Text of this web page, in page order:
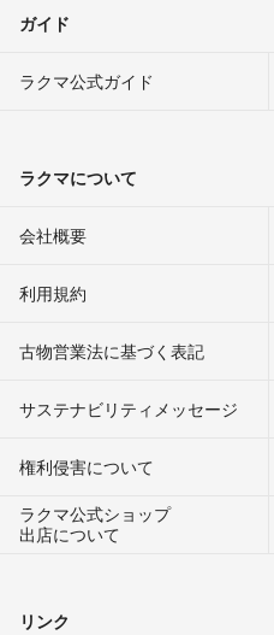
ガイド
ラクマ公式ガイド
ラクマについて
会社概要
利用規約
古物営業法に基づく表記
サステナビリティメッセージ
権利侵害について
ラクマ公式ショップ
出店について
リンク